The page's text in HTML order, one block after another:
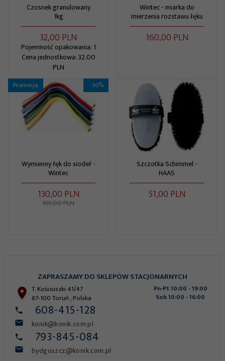
Czosnek granulowany
1kg
32,00 PLN
Pojemność opakowania: 1
Cena jednostkowa: 32.00
PLN
Wintec - miarka do
mierzenia rozstawu łęku
160,00 PLN
Promocja - 30%
Wymienny łęk do siodeł -
Wintec
130,00 PLN
185,00 PLN
Szczotka Schimmel -
HAAS
51,00 PLN
608-415-128
konik@konik.com.pl
ZAPRASZAMY DO SKLEPÓW STACJONARNYCH
T. Kościuszki 41/47
87-100Toruń ,Polska
Pn-Pt 10:00 - 19:00
Sob 10:00 - 16:00
793-845-084
bydgoszcz@konik.com.pl